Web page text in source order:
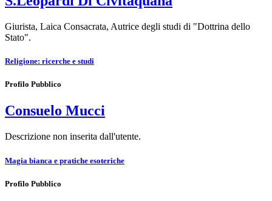
Giurista, Laica Consacrata, Autrice degli studi di "Dottrina dello
Stato".
Religione: ricerche e studi
Profilo Pubblico
Consuelo Mucci
Descrizione non inserita dall'utente.
Magia bianca e pratiche esoteriche
Profilo Pubblico